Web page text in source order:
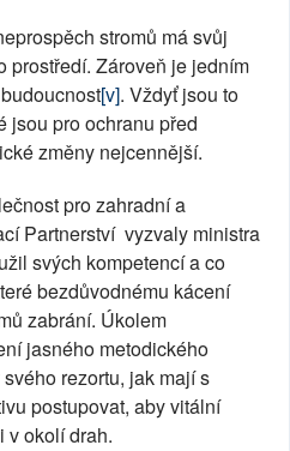
stromů má svůj
prostředí. Zároveň je jedním
[v]. Vždyť jsou to
jsou pro ochranu před
změny nejcennější.
pro zahradní a
Partnerství vyzvaly ministra
svých kompetencí a co
bezdůvodnému kácení
zabrání. Úkolem
jasného metodického
rezortu, jak mají s
postupovat, aby vitální
v okolí drah.